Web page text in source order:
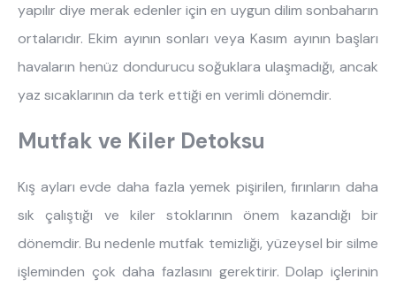
yapılır diye merak edenler için en uygun dilim sonbaharın
ortalarıdır. Ekim ayının sonları veya Kasım ayının başları
havaların henüz dondurucu soğuklara ulaşmadığı, ancak
yaz sıcaklarının da terk ettiği en verimli dönemdir.
Mutfak ve Kiler Detoksu
Kış ayları evde daha fazla yemek pişirilen, fırınların daha
sık çalıştığı ve kiler stoklarının önem kazandığı bir
dönemdir. Bu nedenle mutfak temizliği, yüzeysel bir silme
işleminden çok daha fazlasını gerektirir. Dolap içlerinin